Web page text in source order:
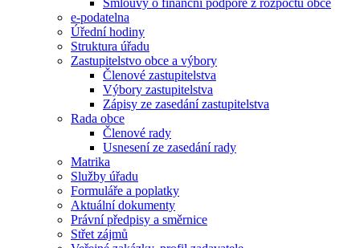
Smlouvy o finanční podpoře z rozpočtu obce
e-podatelna
Úřední hodiny
Struktura úřadu
Zastupitelstvo obce a výbory
Členové zastupitelstva
Výbory zastupitelstva
Zápisy ze zasedání zastupitelstva
Rada obce
Členové rady
Usnesení ze zasedání rady
Matrika
Služby úřadu
Formuláře a poplatky
Aktuální dokumenty
Právní předpisy a směrnice
Střet zájmů